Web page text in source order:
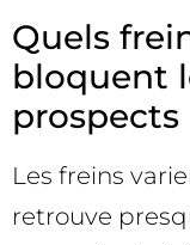
Quels
bloquent
prospects
Les freins
retrouve